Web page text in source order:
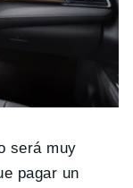
será muy
pagar un